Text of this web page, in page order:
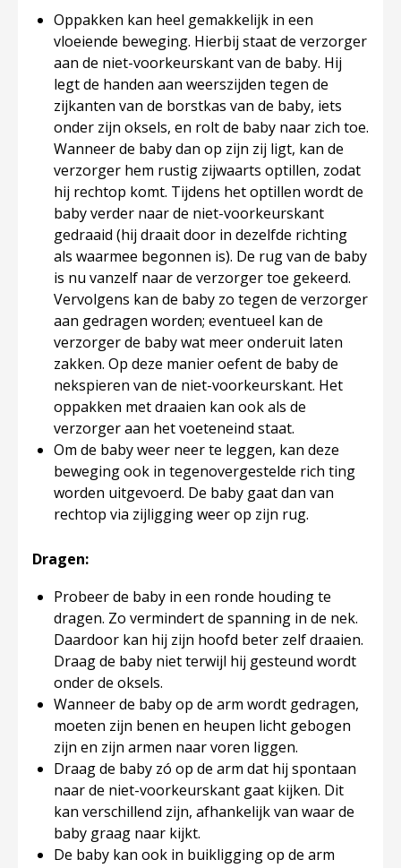
Oppakken kan heel gemakkelijk in een
vloeiende beweging. Hierbij staat de verzorger
aan de niet-voorkeurskant van de baby. Hij
legt de handen aan weerszijden tegen de
zijkanten van de borstkas van de baby, iets
onder zijn oksels, en rolt de baby naar zich toe.
Wanneer de baby dan op zijn zij ligt, kan de
verzorger hem rustig zijwaarts optillen, zodat
hij rechtop komt. Tijdens het optillen wordt de
baby verder naar de niet-voorkeurskant
gedraaid (hij draait door in dezelfde richting
als waarmee begonnen is). De rug van de baby
is nu vanzelf naar de verzorger toe gekeerd.
Vervolgens kan de baby zo tegen de verzorger
aan gedragen worden; eventueel kan de
verzorger de baby wat meer onderuit laten
zakken. Op deze manier oefent de baby de
nekspieren van de niet-voorkeurskant. Het
oppakken met draaien kan ook als de
verzorger aan het voeteneind staat.
Om de baby weer neer te leggen, kan deze
beweging ook in tegenovergestelde rich ting
worden uitgevoerd. De baby gaat dan van
rechtop via zijligging weer op zijn rug.
Dragen:
Probeer de baby in een ronde houding te
dragen. Zo vermindert de spanning in de nek.
Daardoor kan hij zijn hoofd beter zelf draaien.
Draag de baby niet terwijl hij gesteund wordt
onder de oksels.
Wanneer de baby op de arm wordt gedragen,
moeten zijn benen en heupen licht gebogen
zijn en zijn armen naar voren liggen.
Draag de baby zó op de arm dat hij spontaan
naar de niet-voorkeurskant gaat kijken. Dit
kan verschillend zijn, afhankelijk van waar de
baby graag naar kijkt.
De baby kan ook in buikligging op de arm